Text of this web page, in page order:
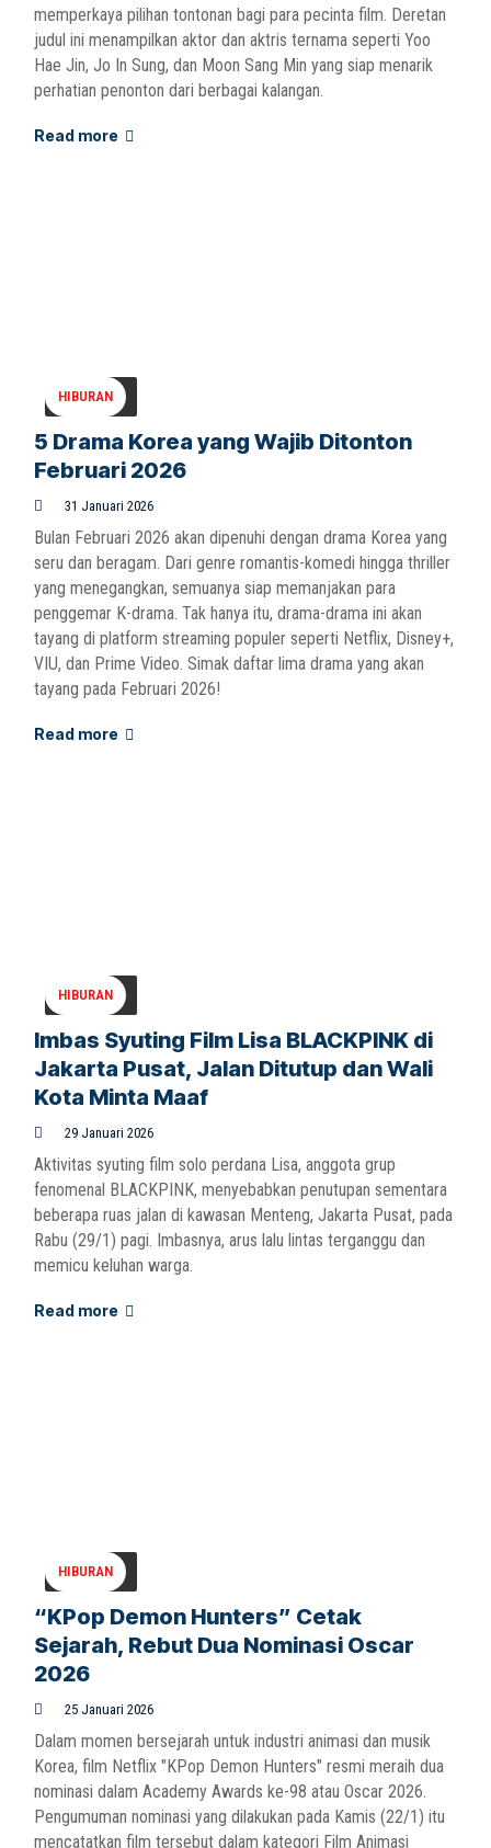
memperkaya pilihan tontonan bagi para pecinta film. Deretan
judul ini menampilkan aktor dan aktris ternama seperti Yoo
Hae Jin, Jo In Sung, dan Moon Sang Min yang siap menarik
perhatian penonton dari berbagai kalangan.
Read more
HIBURAN
5 Drama Korea yang Wajib Ditonton
Februari 2026
31 Januari 2026
Bulan Februari 2026 akan dipenuhi dengan drama Korea yang
seru dan beragam. Dari genre romantis-komedi hingga thriller
yang menegangkan, semuanya siap memanjakan para
penggemar K-drama. Tak hanya itu, drama-drama ini akan
tayang di platform streaming populer seperti Netflix, Disney+,
VIU, dan Prime Video. Simak daftar lima drama yang akan
tayang pada Februari 2026!
Read more
HIBURAN
Imbas Syuting Film Lisa BLACKPINK di
Jakarta Pusat, Jalan Ditutup dan Wali
Kota Minta Maaf
29 Januari 2026
Aktivitas syuting film solo perdana Lisa, anggota grup
fenomenal BLACKPINK, menyebabkan penutupan sementara
beberapa ruas jalan di kawasan Menteng, Jakarta Pusat, pada
Rabu (29/1) pagi. Imbasnya, arus lalu lintas terganggu dan
memicu keluhan warga.
Read more
HIBURAN
“KPop Demon Hunters” Cetak
Sejarah, Rebut Dua Nominasi Oscar
2026
25 Januari 2026
Dalam momen bersejarah untuk industri animasi dan musik
Korea, film Netflix "KPop Demon Hunters" resmi meraih dua
nominasi dalam Academy Awards ke-98 atau Oscar 2026.
Pengumuman nominasi yang dilakukan pada Kamis (22/1) itu
mencatatkan film tersebut dalam kategori Film Animasi